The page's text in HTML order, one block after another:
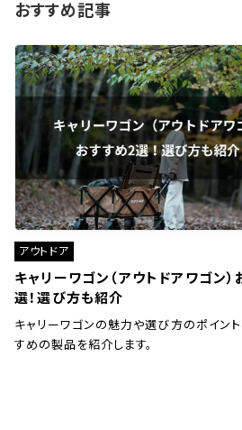
おすすめ記事
アウトドア
キャリーワゴン（アウトドアワゴン）
選！選び方も紹介
キャリーワゴンの魅力や選び方のポイント
すめの製品を紹介します。